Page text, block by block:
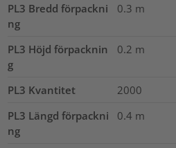
PL3 Bredd förpackni
ng
0.3 m
PL3 Höjd förpacknin
g
0.2 m
PL3 Kvantitet
2000
PL3 Längd förpackni
ng
0.4 m